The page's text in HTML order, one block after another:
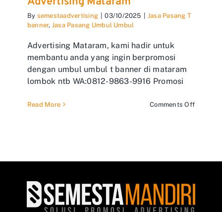
By semestaadvertising 03/10/2025
Jasa Pasang T
banner, Jasa Pasang Umbul Umbul
Advertising Mataram, kami hadir untuk
membantu anda yang ingin berpromosi
dengan umbul umbul t banner di mataram
lombok ntb WA:0812-9863-9916 Promosi
Read More Comments Offon